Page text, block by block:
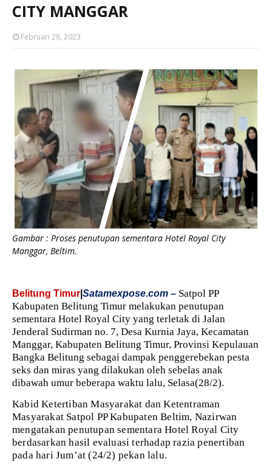
CITY MANGGAR
Februari 28, 2023
Gambar : Proses penutupan sementara Hotel Royal City
Manggar, Beltim.
Belitung Timur Satamexpose.com – Satpol PP
Kabupaten Belitung Timur melakukan penutupan
sementara Hotel Royal City yang terletak di Jalan
Jenderal Sudirman no. 7, Desa Kurnia Jaya, Kecamatan
Manggar, Kabupaten Belitung Timur, Provinsi Kepulauan
Bangka Belitung sebagai dampak penggerebekan pesta
seks dan miras yang dilakukan oleh sebelas anak
dibawah umur beberapa waktu lalu, Selasa(28/2).
Kabid Ketertiban Masyarakat dan Ketentraman
Masyarakat Satpol PP Kabupaten Beltim, Nazirwan
mengatakan penutupan sementara Hotel Royal City
berdasarkan hasil evaluasi terhadap razia penertiban
pada hari Jum’at (24/2) pekan lalu.